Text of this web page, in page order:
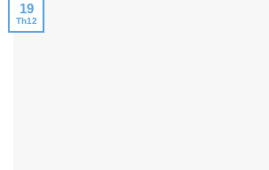
19
Th12